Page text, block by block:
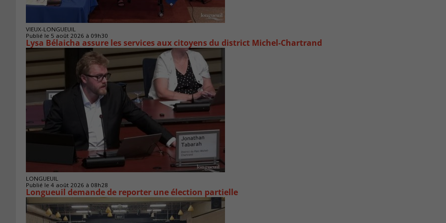
VIEUX-LONGUEUIL
Publié le 5 août 2026 à 09h30
Lysa Bélaicha assure les services aux citoyens du district Michel‑Chartrand
LONGUEUIL
Publié le 4 août 2026 à 08h28
Longueuil demande de reporter une élection partielle